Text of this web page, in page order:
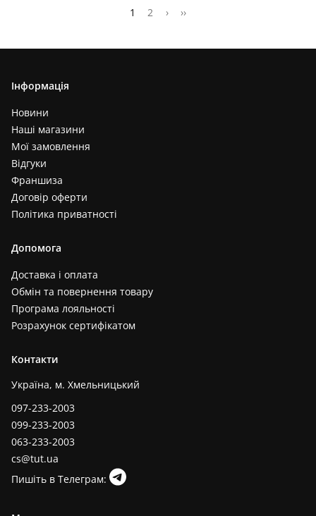
1
2 › ››
Інформація
Новини
Наші магазини
Мої замовлення
Відгуки
Франшиза
Договір оферти
Політика приватності
Допомога
Доставка і оплата
Обмін та повернення товару
Програма лояльності
Розрахунок сертифікатом
Контакти
Україна, м. Хмельницький
097-233-2003
099-233-2003
063-233-2003
cs@tut.ua
Пишіть в Телеграм: